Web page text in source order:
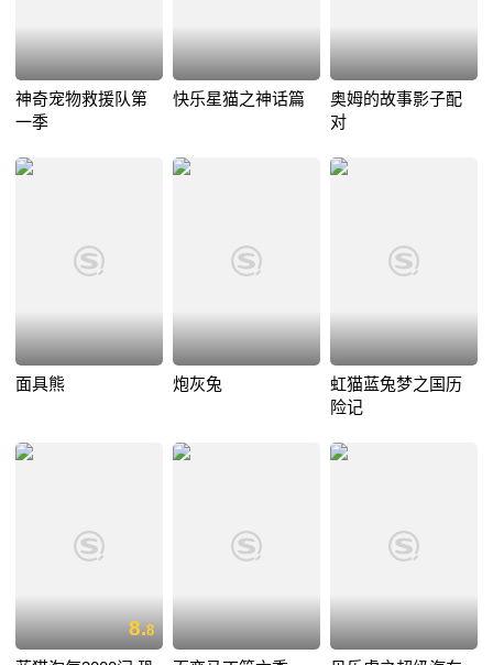
神奇宠物救援队第
一季
快乐星猫之神话篇
奥姆的故事影子配
对
面具熊 炮灰兔
虹猫蓝兔梦之国历
险记
8.8